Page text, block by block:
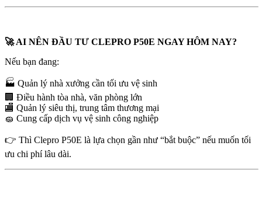
🚀 AI NÊN ĐẦU TƯ CLEPRO P50E NGAY HÔM NAY?
Nếu bạn đang:
🏭 Quản lý nhà xưởng cần tối ưu vệ sinh
🏢 Điều hành tòa nhà, văn phòng lớn
🏬 Quản lý siêu thị, trung tâm thương mại
🧽 Cung cấp dịch vụ vệ sinh công nghiệp
👉 Thì Clepro P50E là lựa chọn gần như “bắt buộc” nếu muốn tối
ưu chi phí lâu dài.